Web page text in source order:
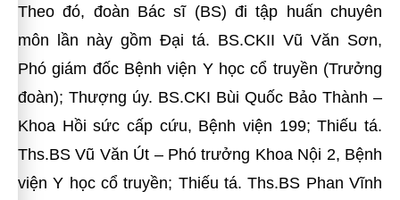
Theo đó, đoàn Bác sĩ (BS) đi tập huấn chuyên
môn lần này gồm Đại tá. BS.CKII Vũ Văn Sơn,
Phó giám đốc Bệnh viện Y học cổ truyền (Trưởng
đoàn); Thượng úy. BS.CKI Bùi Quốc Bảo Thành –
Khoa Hồi sức cấp cứu, Bệnh viện 199; Thiếu tá.
Ths.BS Vũ Văn Út – Phó trưởng Khoa Nội 2, Bệnh
viện Y học cổ truyền; Thiếu tá. Ths.BS Phan Vĩnh